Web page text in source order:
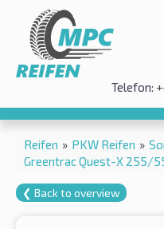
Telefon:
Reifen » PKW Reifen »
Greentrac Quest-X 255/
❮ Back to overview